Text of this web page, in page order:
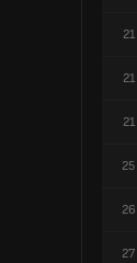
21
21
21
25
26
27